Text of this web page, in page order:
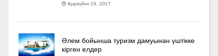
Қыркүйек 19, 2017
Әлем бойынша туризм дамуынан үштікке
кірген елдер